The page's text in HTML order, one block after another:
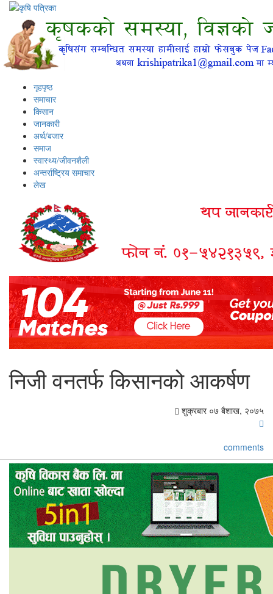
गृहपृष्ठ
समाचार
किसान
जानकारी
अर्थ/बजार
समाज
स्वास्थ्य/जीवनशैली
अन्तर्राष्ट्रिय समाचार
लेख
निजी वनतर्फ किसानको आकर्षण
शुक्रबार ०७ बैशाख, २०७५
comments